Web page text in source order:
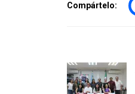
Compártelo:
Post